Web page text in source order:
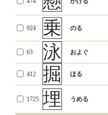
924 乗 のる
63 泳 およぐ
412 掘 ほる
1725 埋 うめる